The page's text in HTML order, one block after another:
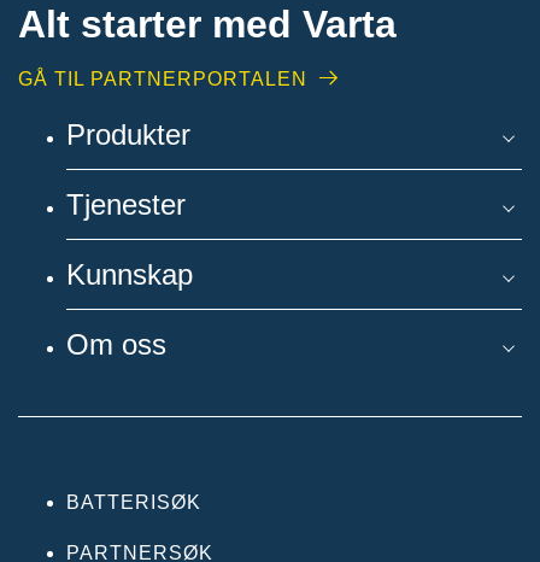
Alt starter med Varta
GÅ TIL PARTNERPORTALEN
Produkter
Tjenester
Kunnskap
Om oss
BATTERISØK
PARTNERSØK